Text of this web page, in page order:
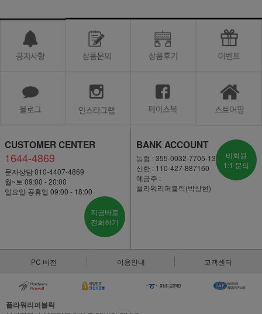
CUSTOMER CENTER
1644-4869
문자상담 010-4407-4869
월~토 09:00 - 20:00
일요일·공휴일 09:00 - 18:00
지금바로
전화하기
BANK ACCOUNT
농협 : 355-0032-7705-13
신한 : 110-427-887160
예금주 :
플라워리퍼블릭(박상현)
비회원
1:1 문의
PC 버전 이용안내 고객센터
플라워리퍼블릭